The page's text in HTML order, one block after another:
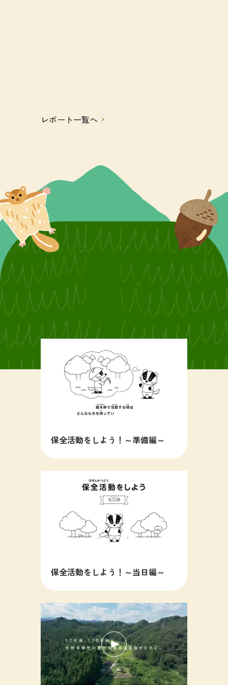
レポート一覧へ
保全活動をしよう！～準備編～
保全活動をしよう！～当日編～